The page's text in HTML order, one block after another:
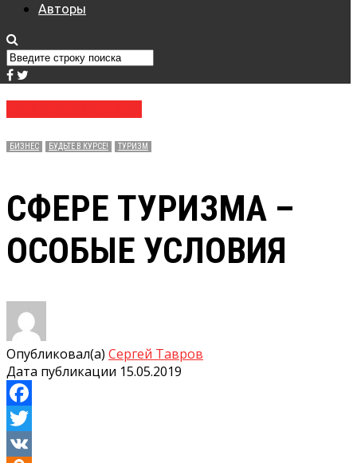
Авторы
БИЗНЕС БУДЬТЕ В КУРСЕ! ТУРИЗМ
СФЕРЕ ТУРИЗМА –
ОСОБЫЕ УСЛОВИЯ
Опубликовал(а) Сергей Тавров
Дата публикации 15.05.2019
Facebook
Twitter